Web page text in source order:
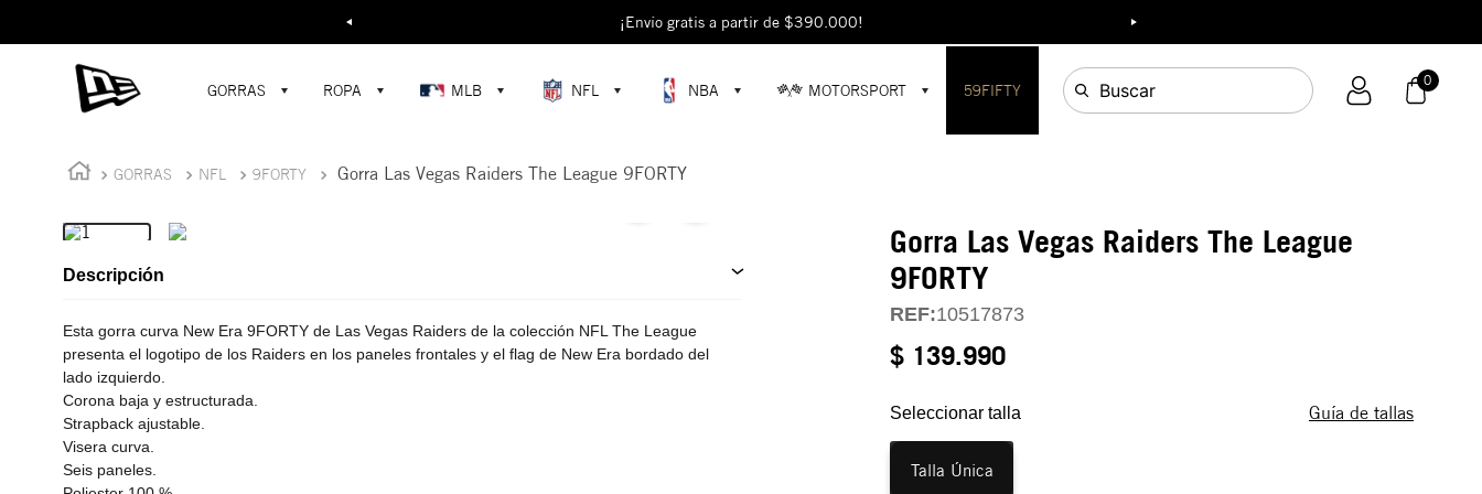
Buscar... ¡Envío gratis a partir de $390.000!
¡Descubre colecciones exclusivas en la tienda oficial de New Era en Colombia!
GORRAS ROPA MLB NFL NBA MOTORSPORT 59FIFTY Buscar 0
GORRAS NFL 9FORTY Gorra Las Vegas Raiders The League 9FORTY
Descripción
Esta gorra curva New Era 9FORTY de Las Vegas Raiders de la colección NFL The League
presenta el logotipo de los Raiders en los paneles frontales y el flag de New Era bordado del
lado izquierdo.
Corona baja y estructurada.
Strapback ajustable.
Visera curva.
Seis paneles.
Gorra Las Vegas Raiders The League
9FORTY
REF:10517873
$ 139.990
Seleccionar talla Guía de tallas
Talla Única